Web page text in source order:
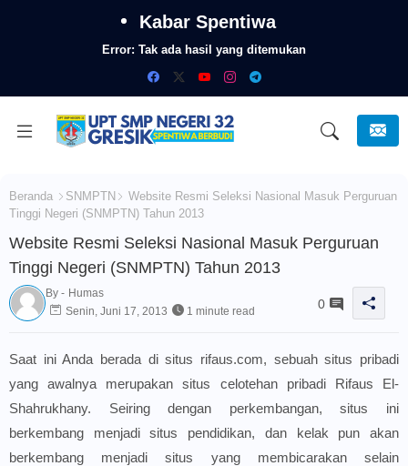
Kabar Spentiwa
Error: Tak ada hasil yang ditemukan
Beranda SNMPTN
Website Resmi Seleksi Nasional Masuk Perguruan
Tinggi Negeri (SNMPTN) Tahun 2013
Website Resmi Seleksi Nasional Masuk Perguruan
Tinggi Negeri (SNMPTN) Tahun 2013
By - Humas
Senin, Juni 17, 2013
1 minute read 0
Saat ini Anda berada di situs rifaus.com, sebuah situs pribadi
yang awalnya merupakan situs celotehan pribadi Rifaus El-
Shahrukhany. Seiring dengan perkembangan, situs ini
berkembang menjadi situs pendidikan, dan kelak pun akan
berkembang menjadi situs yang membicarakan selain